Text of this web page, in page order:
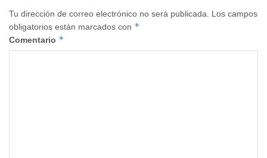
Tu dirección de correo electrónico no será publicada.
Los campos
obligatorios están marcados con *
Comentario *